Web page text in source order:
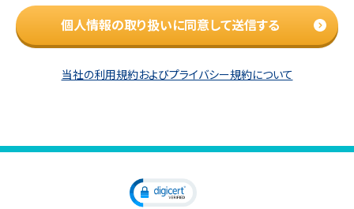
個人情報の取り扱いに同意して送信する
当社の利用規約およびプライバシー規約について